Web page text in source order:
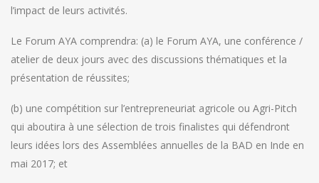
l’impact de leurs activités.
Le Forum AYA comprendra: (a) le Forum AYA, une conférence /
atelier de deux jours avec des discussions thématiques et la
présentation de réussites;
(b) une compétition sur l’entrepreneuriat agricole ou Agri-Pitch
qui aboutira à une sélection de trois finalistes qui défendront
leurs idées lors des Assemblées annuelles de la BAD en Inde en
mai 2017; et